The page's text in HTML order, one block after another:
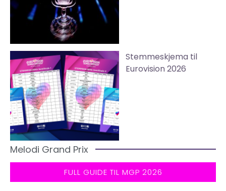
Stemmeskjema til
Eurovision 2026
Melodi Grand Prix
FULL GUIDE TIL MGP 2026